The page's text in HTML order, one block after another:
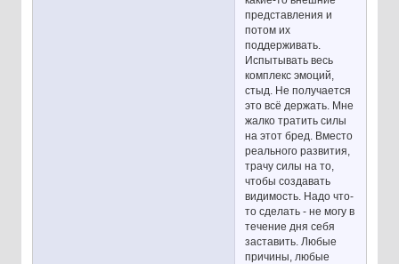
представления и
потом их
поддерживать.
Испытывать весь
комплекс эмоций,
стыд. Не получается
это всё держать. Мне
жалко тратить силы
на этот бред. Вместо
реального развития,
трачу силы на то,
чтобы создавать
видимость. Надо что-
то сделать - не могу в
течение дня себя
заставить. Любые
причины, любые